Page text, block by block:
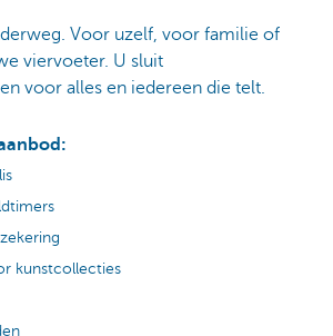
Voor uzelf, voor familie of
viervoeter. U sluit
voor alles en iedereen die telt.
kunstcollecties